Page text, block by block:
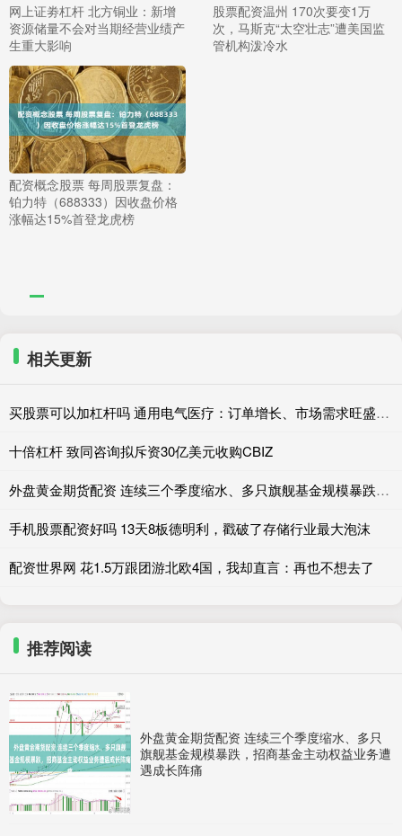
网上证劵杠杆 北方铜业：新增
资源储量不会对当期经营业绩产
生重大影响
股票配资温州 170次要变1万
次，马斯克“太空壮志”遭美国监
管机构泼冷水
配资概念股票 每周股票复盘：
铂力特（688333）因收盘价格
涨幅达15%首登龙虎榜
相关更新
买股票可以加杠杆吗 通用电气医疗：订单增长、市场需求旺盛拉动营收走高
十倍杠杆 致同咨询拟斥资30亿美元收购CBIZ
外盘黄金期货配资 连续三个季度缩水、多只旗舰基金规模暴跌，招商基金主动权益业务遭遇成长阵痛
手机股票配资好吗 13天8板德明利，戳破了存储行业最大泡沫
配资世界网 花1.5万跟团游北欧4国，我却直言：再也不想去了
推荐阅读
外盘黄金期货配资 连续三个季度缩水、多只
旗舰基金规模暴跌，招商基金主动权益业务遭
遇成长阵痛